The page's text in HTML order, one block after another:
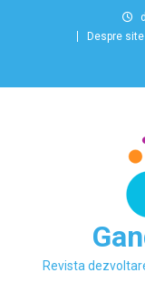
Despre site
Revista